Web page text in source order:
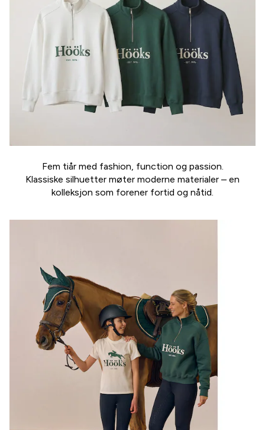
Fem tiår med fashion, function og passion.
Klassiske silhuetter møter moderne materialer – en
kolleksjon som forener fortid og nåtid.